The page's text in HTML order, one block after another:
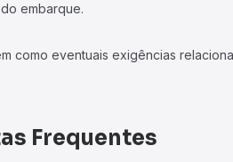
embarque.
como eventuais exigências
Frequentes